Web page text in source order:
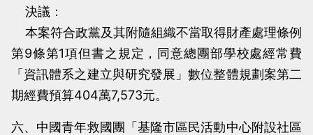
決議：
本案符合政黨及其附隨組織不當取得財產處理條例
第9條第1項但書之規定，同意總團部學校處經常費
「資訊體系之建立與研究發展」數位整體規劃案第二
期經費預算404萬7,573元。
六、中國青年救國團「基隆市區民活動中心附設社區